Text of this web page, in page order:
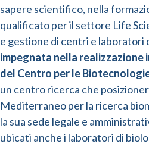
sapere scientifico, nella
qualificato per il settore Life
e gestione di centri e laboratori
impegnata nella realizzazione
del Centro per le
un centro ricerca che
Mediterraneo per la ricerca
la sua sede legale e
ubicati anche i laboratori di